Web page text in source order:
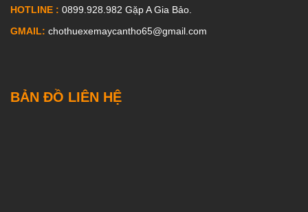
HOTLINE : 0899.928.982 Gặp A Gia Bảo.
GMAIL: chothuexemaycantho65@gmail.com
BẢN ĐỒ LIÊN HỆ